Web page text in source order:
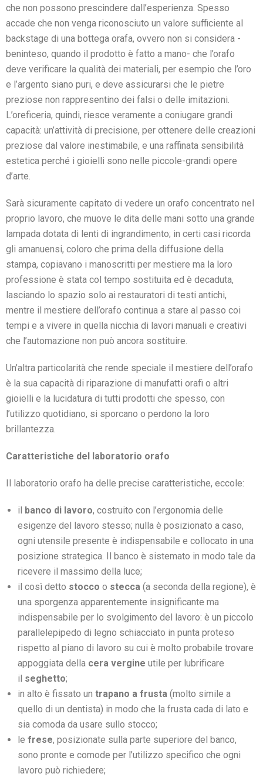
che non possono prescindere dall’esperienza. Spesso
accade che non venga riconosciuto un valore sufficiente al
backstage di una bottega orafa, ovvero non si considera -
beninteso, quando il prodotto è fatto a mano- che l’orafo
deve verificare la qualità dei materiali, per esempio che l’oro
e l’argento siano puri, e deve assicurarsi che le pietre
preziose non rappresentino dei falsi o delle imitazioni.
L’oreficeria, quindi, riesce veramente a coniugare grandi
capacità: un’attività di precisione, per ottenere delle creazioni
preziose dal valore inestimabile, e una raffinata sensibilità
estetica perché i gioielli sono nelle piccole-grandi opere
d’arte.
Sarà sicuramente capitato di vedere un orafo concentrato nel
proprio lavoro, che muove le dita delle mani sotto una grande
lampada dotata di lenti di ingrandimento; in certi casi ricorda
gli amanuensi, coloro che prima della diffusione della
stampa, copiavano i manoscritti per mestiere ma la loro
professione è stata col tempo sostituita ed è decaduta,
lasciando lo spazio solo ai restauratori di testi antichi,
mentre il mestiere dell’orafo continua a stare al passo coi
tempi e a vivere in quella nicchia di lavori manuali e creativi
che l’automazione non può ancora sostituire.
Un’altra particolarità che rende speciale il mestiere dell’orafo
è la sua capacità di riparazione di manufatti orafi o altri
gioielli e la lucidatura di tutti prodotti che spesso, con
l’utilizzo quotidiano, si sporcano o perdono la loro
brillantezza.
Caratteristiche del laboratorio orafo
Il laboratorio orafo ha delle precise caratteristiche, eccole:
il banco di lavoro, costruito con l’ergonomia delle
esigenze del lavoro stesso; nulla è posizionato a caso,
ogni utensile presente è indispensabile e collocato in una
posizione strategica. Il banco è sistemato in modo tale da
ricevere il massimo della luce;
il così detto stocco o stecca (a seconda della regione), è
una sporgenza apparentemente insignificante ma
indispensabile per lo svolgimento del lavoro: è un piccolo
parallelepipedo di legno schiacciato in punta proteso
rispetto al piano di lavoro su cui è molto probabile trovare
appoggiata della cera vergine utile per lubrificare
il seghetto;
in alto è fissato un trapano a frusta (molto simile a
quello di un dentista) in modo che la frusta cada di lato e
sia comoda da usare sullo stocco;
le frese, posizionate sulla parte superiore del banco,
sono pronte e comode per l’utilizzo specifico che ogni
lavoro può richiedere;